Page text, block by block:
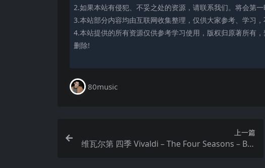
2.如果本站有侵犯、不妥之处的资源，请联系我们。将会第一
3.本站部分内容均由互联网收集整理，仅供大家参考、学习，
4.本站提供的所有资源仅供参考学习使用，版权归原著所有
删除!
80music
上一篇
维瓦尔第 四季 Vivaldi – The Four Seasons – Ber